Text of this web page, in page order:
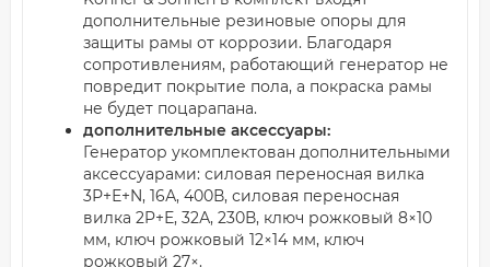
дополнительные резиновые опоры для
защиты рамы от коррозии. Благодаря
сопротивлениям, работающий генератор не
повредит покрытие пола, а покраска рамы
не будет поцарапана.
дополнительные аксессуары:
Генератор укомплектован дополнительными
аксессуарами: силовая переносная вилка
3Р+Е+N, 16А, 400В, силовая переносная
вилка 2P+Е, 32А, 230В, ключ рожковый 8×10
мм, ключ рожковый 12×14 мм, ключ
рожковый 27×.